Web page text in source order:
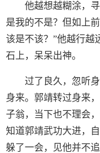
他越想越糊涂，
是我的不是？但如上
该是不该？”他越行越
石上，呆呆出神。
过了良久，忽听
身来。郭靖转过身来
子翁，当下也不理会
知道郭靖武功大进，
躲了一会，见他并不